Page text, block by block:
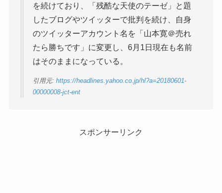
を続けており、「残酷な天使のテーゼ」と題
したブログやツイッターで批判を続け、自身
のツイッターアカウント名を「山本寛＠売れ
たら勝ちです」に変更し、6月1日現在も名前
はそのままになっている。
引用元: https://headlines.yahoo.co.jp/hl?a=20180601-
00000008-jct-ent
スポンサーリンク